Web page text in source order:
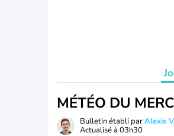
MÉTÉO DU
Bulletin établi parAlexis
Actualisé à 03h30